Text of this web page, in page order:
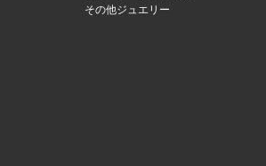
その他ジュエリー